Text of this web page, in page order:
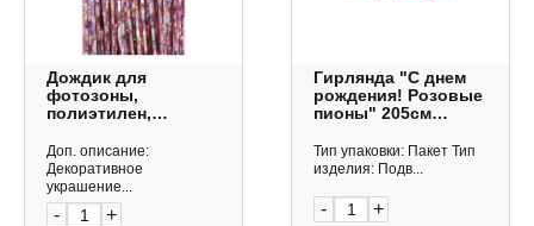
Дождик для
фотозоны,
полиэтилен,
1*2м "Электрик.
Голография"
6230884 Волна
веселья
Доп. описание:
Декоративное
украшение...
- +
Гирлянда "С днем
рождения! Розовые
пионы" 205см
Тип упаковки: Пакет Тип
изделия: Подв...
- +